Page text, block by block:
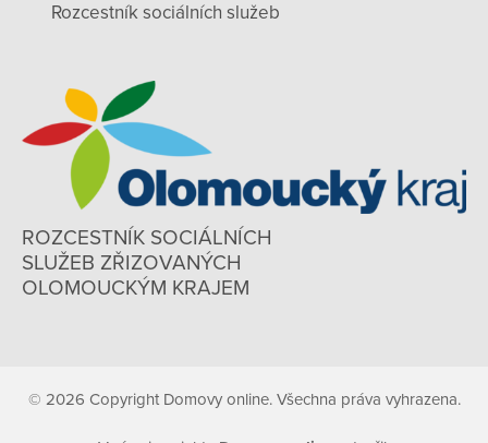
Rozcestník sociálních služeb
ROZCESTNÍK SOCIÁLNÍCH
SLUŽEB ZŘIZOVANÝCH
OLOMOUCKÝM KRAJEM
© 2026 Copyright Domovy online. Všechna práva vyhrazena.